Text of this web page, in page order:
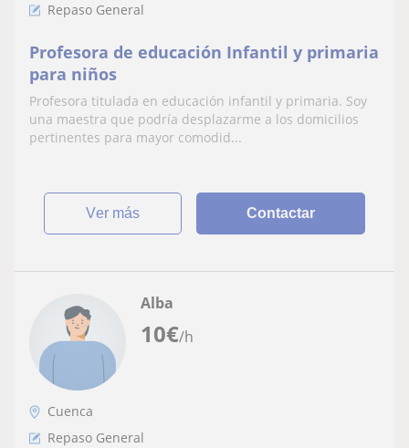
Repaso General
Profesora de educación Infantil y primaria
para niños
Profesora titulada en educación infantil y primaria. Soy
una maestra que podría desplazarme a los domicilios
pertinentes para mayor comodid...
ver más Contactar
10€/h
Alba
Cuenca
Repaso General